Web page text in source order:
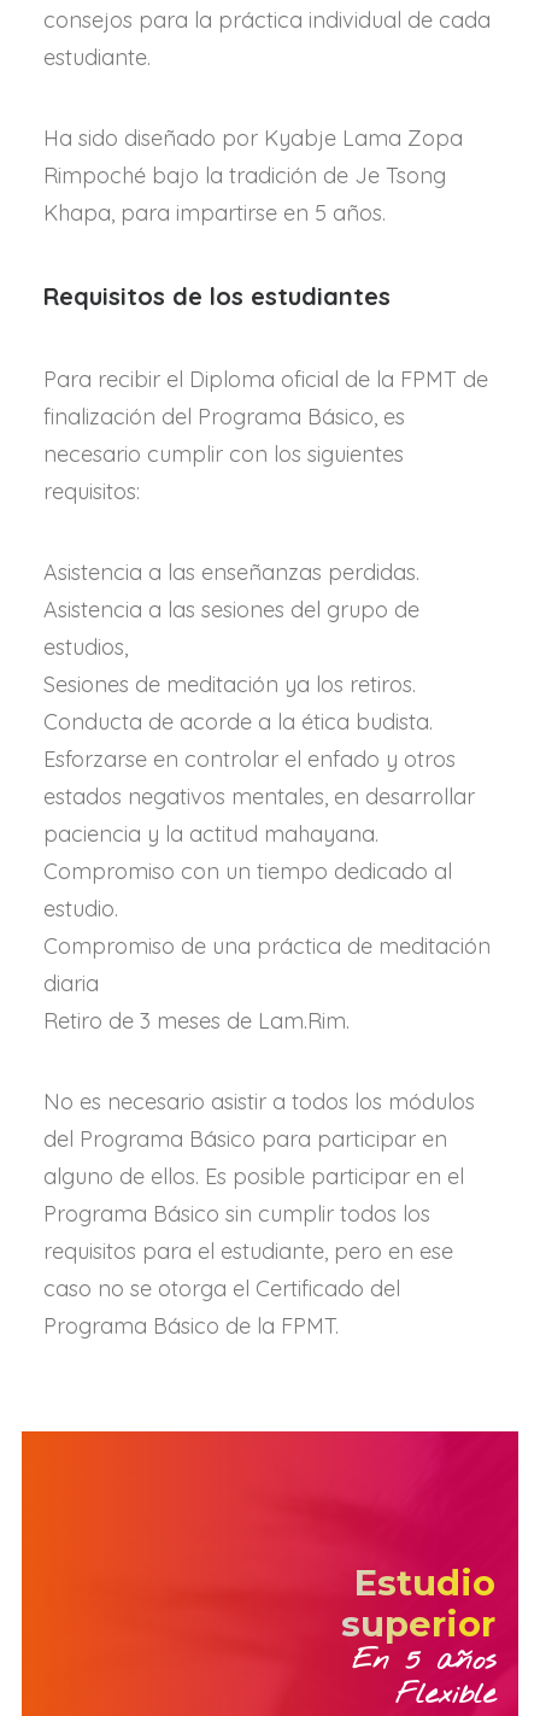
consejos para la práctica individual de cada
estudiante.
Ha sido diseñado por Kyabje Lama Zopa
Rimpoché bajo la tradición de Je Tsong
Khapa, para impartirse en 5 años.
Requisitos de los estudiantes
Para recibir el Diploma oficial de la FPMT de
finalización del Programa Básico, es
necesario cumplir con los siguientes
requisitos:
Asistencia a las enseñanzas perdidas.
Asistencia a las sesiones del grupo de
estudios,
Sesiones de meditación ya los retiros.
Conducta de acorde a la ética budista.
Esforzarse en controlar el enfado y otros
estados negativos mentales, en desarrollar
paciencia y la actitud mahayana.
Compromiso con un tiempo dedicado al
estudio.
Compromiso de una práctica de meditación
diaria
Retiro de 3 meses de Lam.Rim.
No es necesario asistir a todos los módulos
del Programa Básico para participar en
alguno de ellos. Es posible participar en el
Programa Básico sin cumplir todos los
requisitos para el estudiante, pero en ese
caso no se otorga el Certificado del
Programa Básico de la FPMT.
Estudio
superior
En 5 años
Flexible